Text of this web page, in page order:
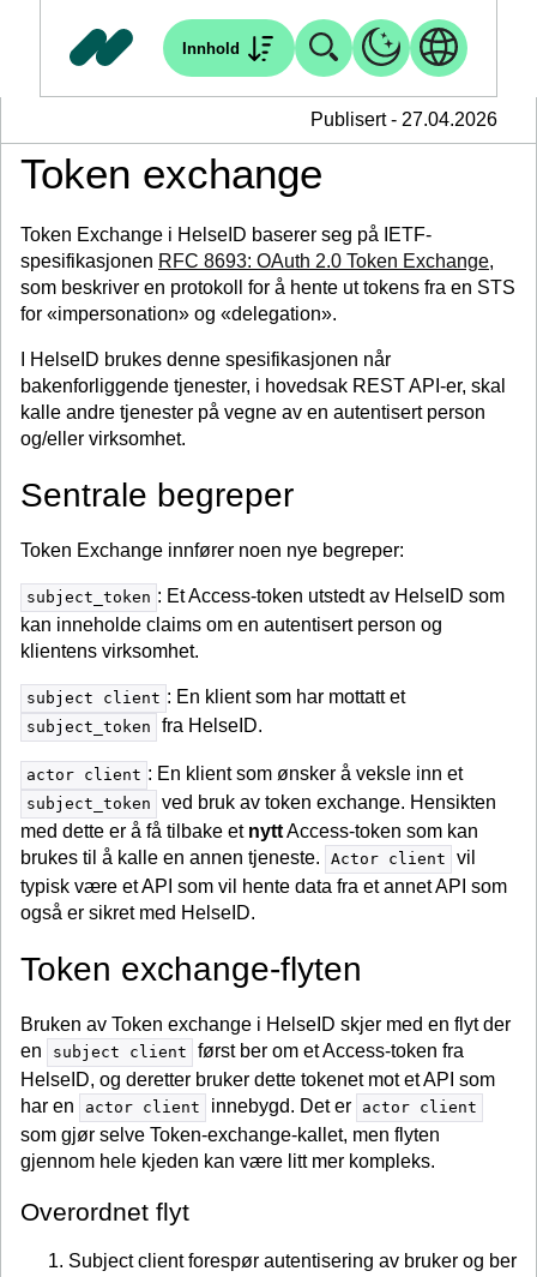
Innhold
Publisert - 27.04.2026
Token exchange
Token Exchange i HelseID baserer seg på IETF-
spesifikasjonen RFC 8693: OAuth 2.0 Token Exchange,
som beskriver en protokoll for å hente ut tokens fra en STS
for «impersonation» og «delegation».
I HelseID brukes denne spesifikasjonen når
bakenforliggende tjenester, i hovedsak REST API-er, skal
kalle andre tjenester på vegne av en autentisert person
og/eller virksomhet.
Sentrale begreper
Token Exchange innfører noen nye begreper:
subject_token : Et Access-token utstedt av HelseID som
kan inneholde claims om en autentisert person og
klientens virksomhet.
subject client : En klient som har mottatt et
subject_token fra HelseID.
actor client : En klient som ønsker å veksle inn et
subject_token
ved bruk av token exchange. Hensikten
med dette er å få tilbake et nyttAccess-token som kan
brukes til å kalle en annen tjeneste.
Actor client
vil
typisk være et API som vil hente data fra et annet API som
også er sikret med HelseID.
Token exchange-flyten
Bruken av Token exchange i HelseID skjer med en flyt der
en
subject client
først ber om et Access-token fra
HelseID, og deretter bruker dette tokenet mot et API som
har en
actor client innebygd. Det er actor client
som gjør selve Token-exchange-kallet, men flyten
gjennom hele kjeden kan være litt mer kompleks.
Overordnet flyt
Subject client forespør autentisering av bruker og ber